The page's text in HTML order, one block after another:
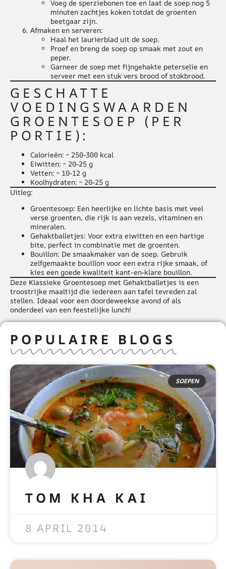
Voeg de sperziebonen toe en laat de soep nog 5
minuten zachtjes koken totdat de groenten
beetgaar zijn.
Afmaken en serveren:
Haal het laurierblad uit de soep.
Proef en breng de soep op smaak met zout en
peper.
Garneer de soep met fijngehakte peterselie en
serveer met een stuk vers brood of stokbrood.
GESCHATTE
VOEDINGSWAARDEN
GROENTESOEP (PER
PORTIE):
Calorieën: ~ 250-300 kcal
Eiwitten: ~ 20-25 g
Vetten: ~ 10-12 g
Koolhydraten: ~ 20-25 g
Uitleg:
Groentesoep: Een heerlijke en lichte basis met veel
verse groenten, die rijk is aan vezels, vitaminen en
mineralen.
Gehaktballetjes: Voor extra eiwitten en een hartige
bite, perfect in combinatie met de groenten.
Bouillon: De smaakmaker van de soep. Gebruik
zelfgemaakte bouillon voor een extra rijke smaak, of
kies een goede kwaliteit kant-en-klare bouillon.
Deze Klassieke Groentesoep met Gehaktballetjes is een
troostrijke maaltijd die iedereen aan tafel tevreden zal
stellen. Ideaal voor een doordeweekse avond of als
onderdeel van een feestelijke lunch!
POPULAIRE BLOGS
SOEPEN
TOM KHA KAI
8 APRIL 2014